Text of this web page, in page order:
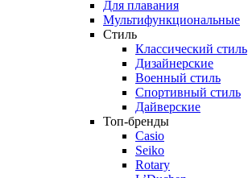
Для плавания
Мультифункциональные
Стиль
Классический стиль
Дизайнерские
Военный стиль
Спортивный стиль
Дайверские
Топ-бренды
Casio
Seiko
Rotary